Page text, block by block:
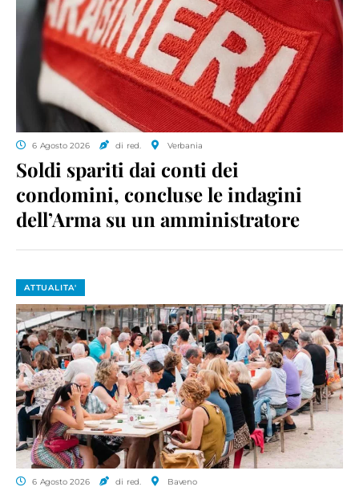
6 Agosto 2026 di red. Verbania
Soldi spariti dai conti dei
condomini, concluse le indagini
dell’Arma su un amministratore
ATTUALITA'
6 Agosto 2026 di red. Baveno